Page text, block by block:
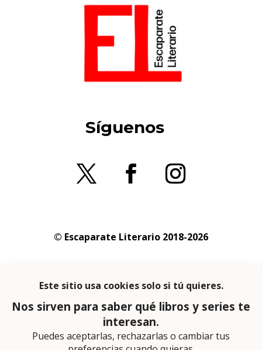
Síguenos
© Escaparate Literario 2018-2026
privacidad
En calidad de afiliado de Amazon obtengo